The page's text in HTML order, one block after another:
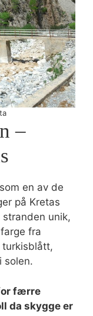
–
en av de
på Kretas
unik,
fra
turkisblått,
solen.
færre
da skygge er